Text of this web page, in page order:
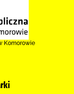
Komorowie